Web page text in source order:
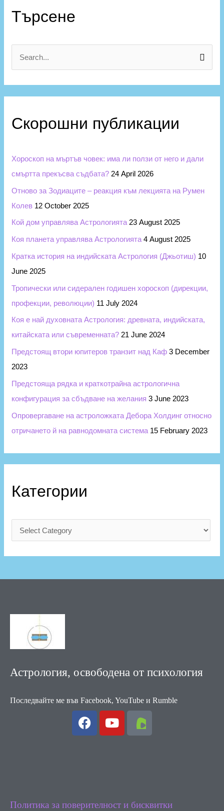
Търсене
c
:
Скорошни публикации
Хороскоп на мъртъв човек: има ли ползи от него и дали
смъртта прекъсва съдбата? 24 April 2026
Отново за Зодиаците – реакция към лекцията на Румен
Колев 12 October 2025
Кой дом управлява Астрологията 23 August 2025
Коя планета управлява Астрологията 4 August 2025
Кратка история на индийската Астрология (Джьотиш) 10
June 2025
Тропически или сидерален годишен хороскоп (дирекции,
профекции, революции) 11 July 2024
Коя е най духовната Астрология: древната, индийската,
китайската или съвременната? 21 June 2024
Предстоящ втори юпитеров транзит над Каф 3 December
2023
Предстояща рядка и краткотрайна астрологична
конфигурация за сбъдване на желания 3 June 2023
Опровергаване на астроложката Дебора Холдинг относно
отричането й на равнодомната система 15 February 2023
Категории
а
о
р
и
Астрология, освободена от психология
Последвайте ме във Facebook, YouTube и Rumble
F
a
k
Y
o
Политика за поверителност и бисквитки